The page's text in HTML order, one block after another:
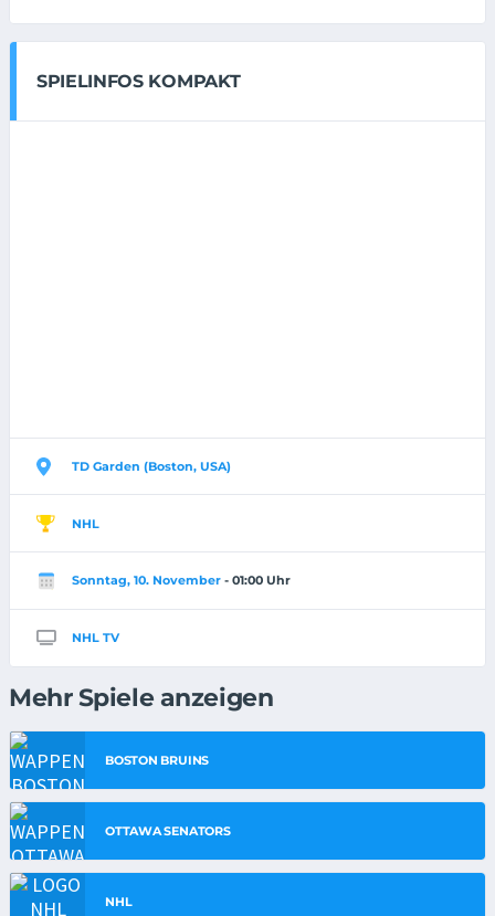
SPIELINFOS KOMPAKT
TD Garden (Boston, USA)
NHL
Sonntag, 10. November - 01:00 Uhr
NHL TV
Mehr Spiele anzeigen
BOSTON BRUINS
OTTAWA SENATORS
NHL